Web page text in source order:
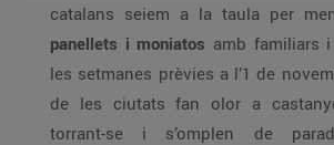
catalans seiem a la taula per
panellets i moniatos amb familiars
les setmanes prèvies a l’1 de
de les ciutats fan olor a
torrant-se i s’omplen de